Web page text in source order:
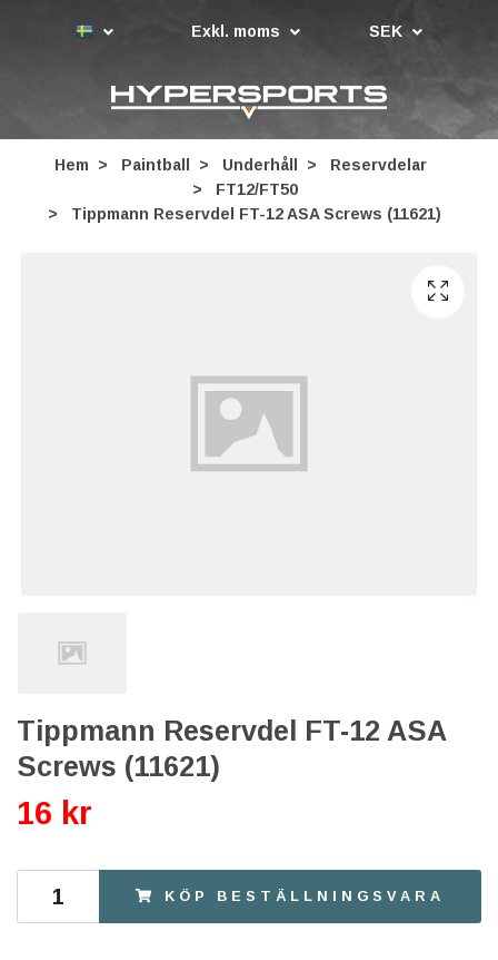
Exkl. moms SEK
Hem Paintball Underhåll
Reservdelar
FT12/FT50
Tippmann Reservdel FT-12 ASA Screws (11621)
Tippmann Reservdel FT-12 ASA
Screws (11621)
16 kr
KÖP BESTÄLLNINGSVARA